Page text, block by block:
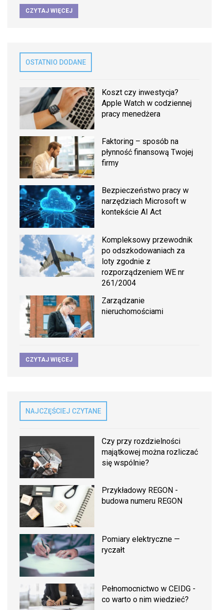
CZYTAJ WIĘCEJ
OSTATNIO DODANE
Koszt czy inwestycja?
Apple Watch w codziennej
pracy menedżera
Faktoring – sposób na
płynność finansową Twojej
firmy
Bezpieczeństwo pracy w
narzędziach Microsoft w
kontekście AI Act
Kompleksowy przewodnik
po odszkodowaniach za
loty zgodnie z
rozporządzeniem WE nr
261/2004
Zarządzanie
nieruchomościami
CZYTAJ WIĘCEJ
NAJCZĘŚCIEJ CZYTANE
Czy przy rozdzielności
majątkowej można rozliczać
się wspólnie?
Przykładowy REGON -
budowa numeru REGON
Pomiary elektryczne —
ryczałt
Pełnomocnictwo w CEIDG -
co warto o nim wiedzieć?